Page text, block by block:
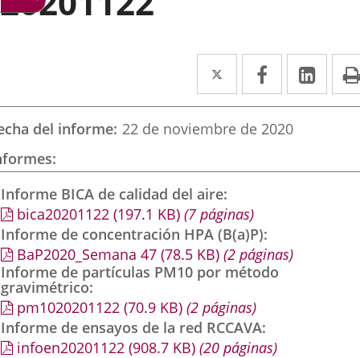
Twitter
Enlace
a
una
externa.
Facebook
Enlace
a
una
externa.
a
del informe 22 de noviembre de 2020
Informe BICA de calidad del aire
bica20201122 (197.1 KB) (7 páginas)
Informe de concentración HPA (B(a)P)
BaP2020_Semana 47 (78.5 KB) (2 páginas)
Informe de partículas PM10 por método
gravimétrico
pm1020201122 (70.9 KB) (2 páginas)
Informe de ensayos de la red RCCAVA
infoen20201122 (908.7 KB) (20 páginas)